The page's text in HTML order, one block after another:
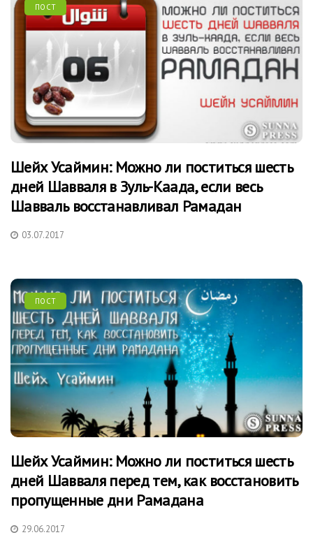
ПОСТ
Шейх Усаймин: Можно ли поститься шесть
дней Шавваля в Зуль-Каада, если весь
Шавваль восстанавливал Рамадан
03.07.2017
ПОСТ
Шейх Усаймин: Можно ли поститься шесть
дней Шавваля перед тем, как восстановить
пропущенные дни Рамадана
29.06.2017